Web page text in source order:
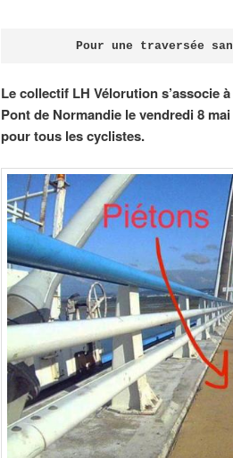
Pour une traversée
Le collectif LH Vélorution s’associe
Pont de Normandie le vendredi 8
pour tous les cyclistes.